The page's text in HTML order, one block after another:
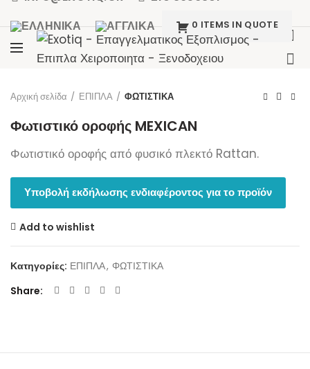
0 ITEMS IN QUOTE
Click to enlarge
Αρχική σελίδα ΕΠΙΠΛΑ ΦΩΤΙΣΤΙΚΑ
Φωτιστικό οροφής MEXICAN
Φωτιστικό οροφής από φυσικό πλεκτό Rattan.
Υποβολή εκδήλωσης ενδιαφέροντος για το προϊόν
Add to wishlist
Κατηγορίες: ΕΠΙΠΛΑ, ΦΩΤΙΣΤΙΚΑ
Share